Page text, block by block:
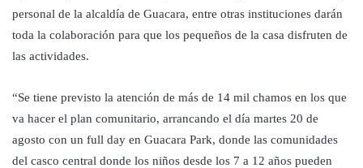
personal de la alcaldía de Guacara, entre otras instituciones darán
toda la colaboración para que los pequeños de la casa disfruten de
las actividades.
“Se tiene previsto la atención de más de 14 mil chamos en los que
va hacer el plan comunitario, arrancando el día martes 20 de
agosto con un full day en Guacara Park, donde las comunidades
del casco central donde los niños desde los 7 a 12 años pueden